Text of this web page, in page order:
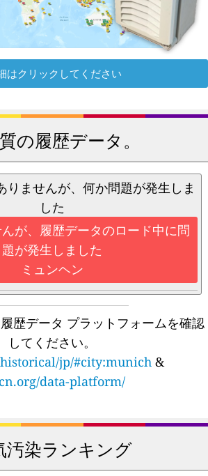
はクリックしてください
の履歴データ。
りませんが、何か問題が発生しま
した
が、履歴データのロード中に問
題が発生しました
ミュンヘン
歴データ プラットフォームを確認
してください。
jp/#city:munich &
data-platform/
汚染ランキング